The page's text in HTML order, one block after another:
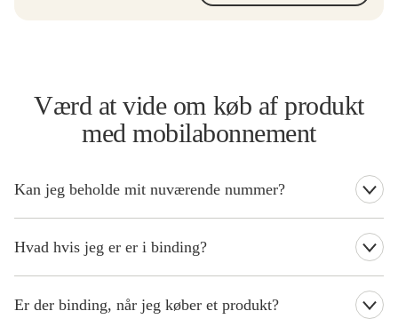
Værd at vide om køb af produkt
med mobilabonnement
Kan jeg beholde mit nuværende nummer?
beholde dit nuværende nummer.
Hvad hvis jeg er er i binding?
opkrævet for restbindingen på din næste regning.
Er der binding, når jeg køber et produkt?